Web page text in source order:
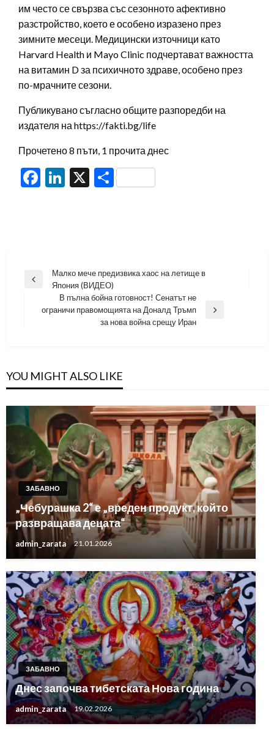
им често се свързва със сезонното афективно
разстройство, което е особено изразено през
зимните месеци. Медицински източници като
Harvard Health и Mayo Clinic подчертават важността
на витамин D за психичното здраве, особено през
по-мрачните сезони.
Публикувано съгласно общите разпоредби на
издателя на https://fakti.bg/life
Прочетено 8 пъти, 1 прочита днес
Facebook
LinkedIn
X Share
Навигация
Previous
Малко мече предизвика хаос на летище в
Япония (ВИДЕО)
Next
В пълна бойна готовност! Сенатът не
ограничи правомощията на Доналд Тръмп
за нова война срещу Иран
YOU MIGHT ALSO LIKE
ЗАБАВНО
„Чебурашка 2“ е „вреден продукт, който
развращава децата“
admin_zarata 21.01.2026
ЗАБАВНО
Днес започва тибетската Нова година
admin_zarata 19.02.2026